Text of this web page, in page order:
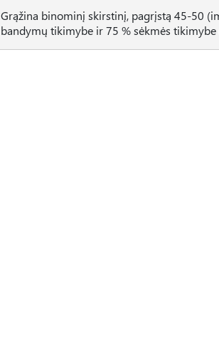
Grąžina binominį skirstinį, pagrįstą 45-50
bandymų tikimybe ir 75 % sėkmės tikimybe